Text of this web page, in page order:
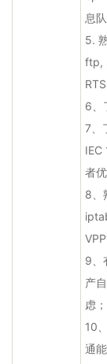
息
5.
ftp,
6、
7、
IEC
者
8、
9、
产
虑；
10
通